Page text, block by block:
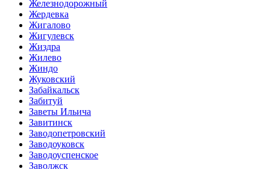
Железнодорожный
Жердевка
Жигалово
Жигулевск
Жиздра
Жилево
Жиндо
Жуковский
Забайкальск
Забитуй
Заветы Ильича
Завитинск
Заводопетровский
Заводоуковск
Заводоуспенское
Заволжск